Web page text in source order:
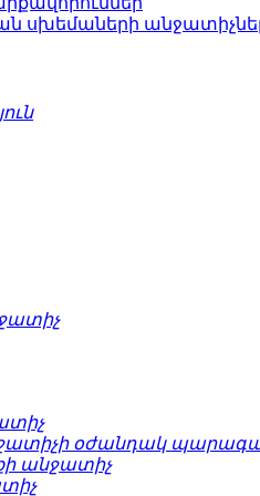
սխեմաների անջատիչներ
օժանդակ
անջատիչ